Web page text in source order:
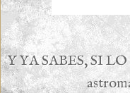
Y YA SABES, SI